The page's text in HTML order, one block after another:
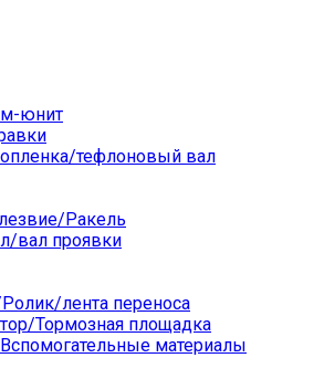
юнит
тефлоновый вал
Ракель
вал проявки
лента переноса
Тормозная площадка
материалы